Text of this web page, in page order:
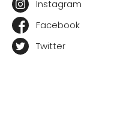
Instagram
Facebook
Twitter